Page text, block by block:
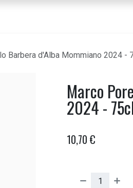
Barbera d'Alba Mommiano 2024 -
Marco
2024 -
10,70 €